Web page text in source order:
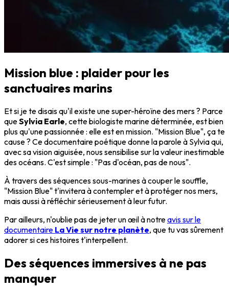
Mission blue : plaider pour les
sanctuaires marins
Et si je te disais qu'il existe une super-héroïne des mers ? Parce
queSylvia Earle, cette biologiste marine déterminée, est bien
plus qu'une passionnée : elle est en mission. "Mission Blue", ça te
cause ? Ce documentaire poétique donne la parole à Sylvia qui,
avec sa vision aiguisée, nous sensibilise sur la valeur inestimable
des océans. C'est simple : "Pas d'océan, pas de nous".
À travers des séquences sous-marines à couper le souffle,
"Mission Blue" t'invitera à contempler et à protéger nos mers,
mais aussi à réfléchir sérieusement à leur futur.
Par ailleurs, n'oublie pas de jeter un œil à notreavis sur le
documentaire La Vie sur notre planète, que tu vas sûrement
adorer si ces histoires t'interpellent.
Des séquences immersives à ne pas
manquer